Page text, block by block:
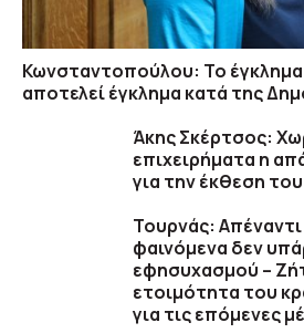
Κωνσταντοπούλου: Το
αποτελεί έγκλημα κατά της
Άκης Σκέρτσος:
επιχειρήματα η
για την έκθεση
Τουρνάς: Απέναντι
φαινόμενα δεν
εφησυχασμού –
ετοιμότητα του
για τις επόμενες